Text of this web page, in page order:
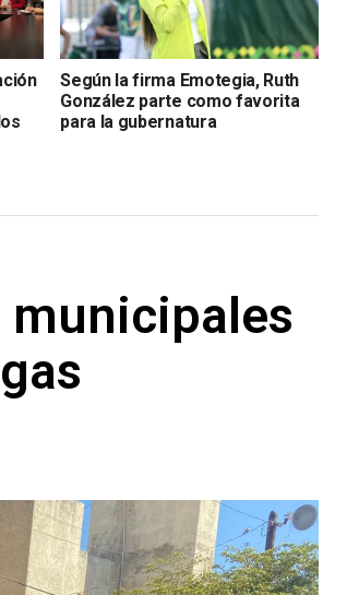
Según la firma Emotegia, Ruth
González parte como favorita
para la gubernatura
municipales